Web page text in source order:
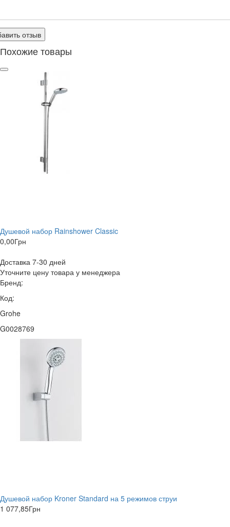
отзыв
Похожие товары
Душевой набор Rainshower Classic
0,00Грн
Доставка 7-30 дней
Уточните цену товара у менеджера
Бренд:
Код:
Grohe
G0028769
Душевой набор Kroner Standard на 5 режимов струи
1 077,85Грн